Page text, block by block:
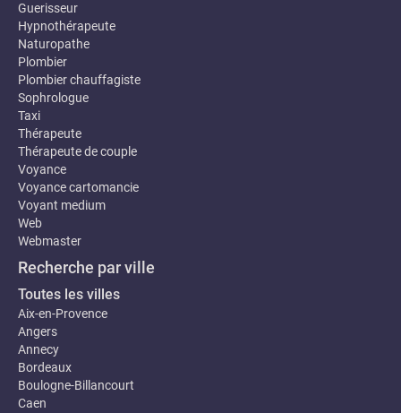
Guerisseur
Hypnothérapeute
Naturopathe
Plombier
Plombier chauffagiste
Sophrologue
Taxi
Thérapeute
Thérapeute de couple
Voyance
Voyance cartomancie
Voyant medium
Web
Webmaster
Recherche par ville
Toutes les villes
Aix-en-Provence
Angers
Annecy
Bordeaux
Boulogne-Billancourt
Caen